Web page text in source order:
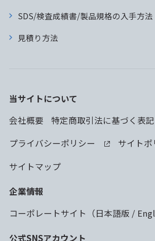
SDS/検査成績書/製品規格の入手方法
見積り方法
当サイトについて
会社概要
特定商取引法に基づく表記
プライバシーポリシー
サイトポ
サイトマップ
企業情報
コーポレートサイト（日本語版 /
公式SNSアカウント